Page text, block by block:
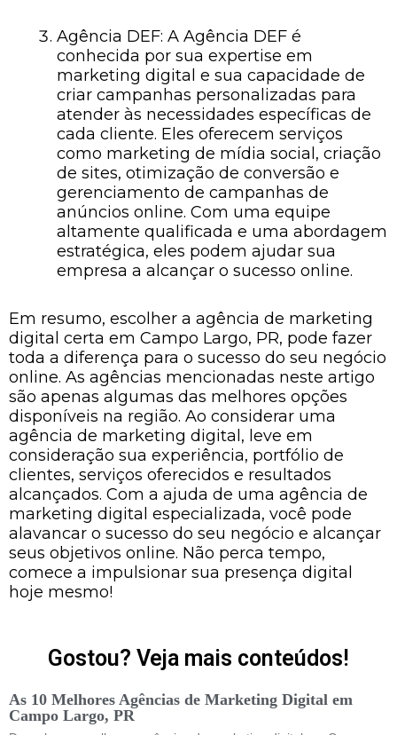
Agência DEF: A Agência DEF é
conhecida por sua expertise em
marketing digital e sua capacidade de
criar campanhas personalizadas para
atender às necessidades específicas de
cada cliente. Eles oferecem serviços
como marketing de mídia social, criação
de sites, otimização de conversão e
gerenciamento de campanhas de
anúncios online. Com uma equipe
altamente qualificada e uma abordagem
estratégica, eles podem ajudar sua
empresa a alcançar o sucesso online.
Em resumo, escolher a agência de marketing
digital certa em Campo Largo, PR, pode fazer
toda a diferença para o sucesso do seu negócio
online. As agências mencionadas neste artigo
são apenas algumas das melhores opções
disponíveis na região. Ao considerar uma
agência de marketing digital, leve em
consideração sua experiência, portfólio de
clientes, serviços oferecidos e resultados
alcançados. Com a ajuda de uma agência de
marketing digital especializada, você pode
alavancar o sucesso do seu negócio e alcançar
seus objetivos online. Não perca tempo,
comece a impulsionar sua presença digital
hoje mesmo!
Gostou? Veja mais conteúdos!
As 10 Melhores Agências de Marketing Digital em
Campo Largo, PR